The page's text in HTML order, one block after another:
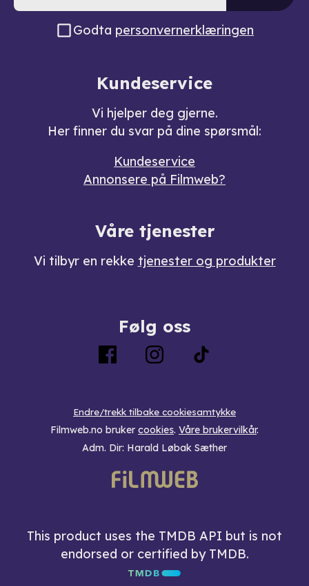
Godta personvernerklæringen
Kundeservice
Vi hjelper deg gjerne.
Her finner du svar på dine spørsmål:
Kundeservice
Annonsere på Filmweb?
Våre tjenester
Vi tilbyr en rekke tjenester og produkter
Følg oss
Endre/trekk tilbake cookiesamtykke
Filmweb.no bruker cookies. Våre brukervilkår.
Adm. Dir: Harald Løbak Sæther
This product uses the TMDB API but is not
endorsed or certified by TMDB.